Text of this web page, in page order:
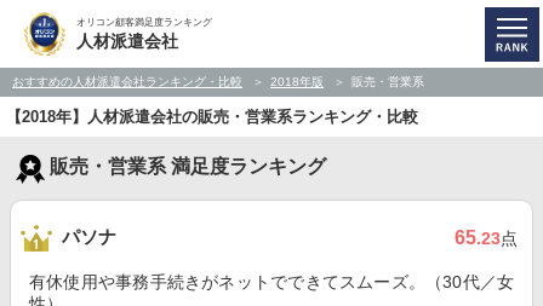
オリコン顧客満足度ランキング
人材派遣会社
おすすめの人材派遣会社ランキング・比較 2018年版 販売・営業系
【2018年】人材派遣会社の販売・営業系ランキング・比較
販売・営業系 満足度ランキング
パソナ 65.23点
有休使用や事務手続きがネットでできてスムーズ。（30代／女